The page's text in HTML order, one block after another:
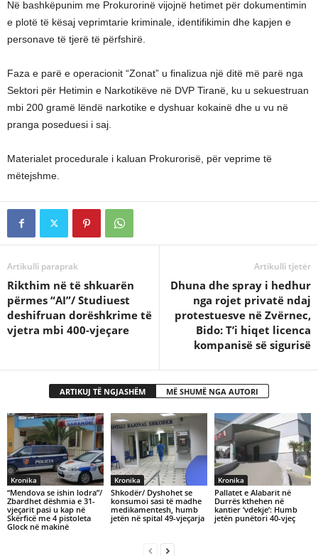
Në bashkëpunim me Prokurorinë vijojnë hetimet për dokumentimin
e plotë të kësaj veprimtarie kriminale, identifikimin dhe kapjen e
personave të tjerë të përfshirë.
Faza e parë e operacionit “Zonat” u finalizua një ditë më parë nga
Sektori për Hetimin e Narkotikëve në DVP Tiranë, ku u sekuestruan
mbi 200 gramë lëndë narkotike e dyshuar kokainë dhe u vu në
pranga poseduesi i saj.
Materialet procedurale i kaluan Prokurorisë, për veprime të
mëtejshme.
Artikulli paraprak
Rikthim në të shkuarën
përmes “AI”/ Studiuest
deshifruan dorëshkrime të
vjetra mbi 400-vjeçare
Artikulli tjetër
Dhuna dhe spray i hedhur
nga rojet privatë ndaj
protestuesve në Zvërnec,
Bido: T’i hiqet licenca
kompanisë së sigurisë
ARTIKUJ TË NGJASHËM MË SHUMË NGA AUTORI
Kronika
“Mendova se ishin lodra”/
Zbardhet dëshmia e 31-
vjeçarit pasi u kap në
Skërficë me 4 pistoleta
Glock në makinë
Kronika
Shkodër/ Dyshohet se
konsumoi sasi të madhe
medikamentesh, humb
jetën në spital 49-vjeçarja
Kronika
Pallatet e Alabarit në
Durrës kthehen në
kantier ‘vdekje’: Humb
jetën punëtori 40-vjeç